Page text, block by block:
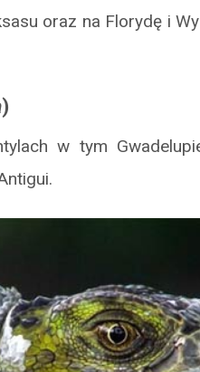
oraz na Florydę i
)
w tym